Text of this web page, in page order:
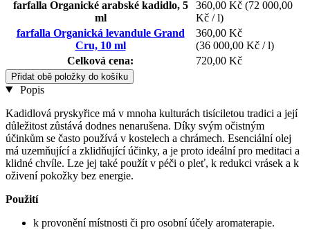
farfalla Organické arabské kadidlo, 5
ml
360,00 Kč (72 000,00
Kč / l)
farfalla Organická levandule Grand
Cru, 10 ml
360,00 Kč
(36 000,00 Kč / l)
Celková cena:
720,00 Kč
Přidat obě položky do košíku
Popis
Kadidlová pryskyřice má v mnoha kulturách tisíciletou tradici a její
důležitost zůstává dodnes nenarušena. Díky svým očistným
účinkům se často používá v kostelech a chrámech. Esenciální olej
má uzemňující a zklidňující účinky, a je proto ideální pro meditaci a
klidné chvíle. Lze jej také použít v péči o pleť, k redukci vrásek a k
oživení pokožky bez energie.
Použití
k provonění místnosti či pro osobní účely aromaterapie.